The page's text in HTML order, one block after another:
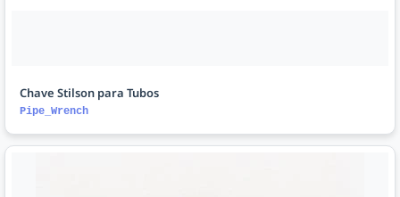
Chave Stilson para Tubos
Pipe_Wrench